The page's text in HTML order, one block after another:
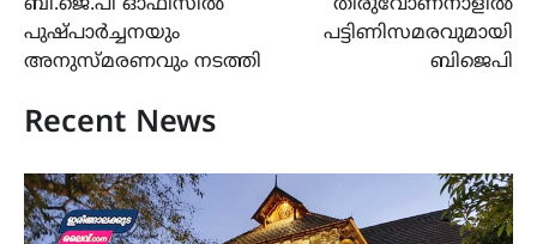
പുഷ്പാർച്ചനയും
അനുസ്മരണവും നടത്തി
പട്ടിണിസമരവുമായി
ബിജെപി
Recent News